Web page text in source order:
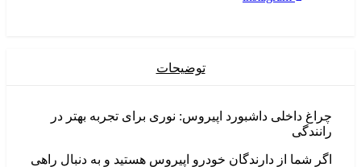
توضیحات
داخلی داشبورد اپیروس: نوری برای تجربه بهتر در
شما از دارندگان خودرو اپیروس هستید و به دنبال راهی